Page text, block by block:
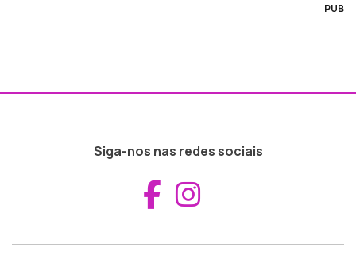
PUB
Siga-nos nas redes sociais
Aceder ao